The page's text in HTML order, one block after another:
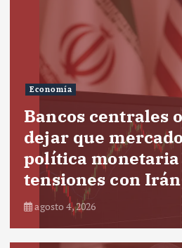
Economía
Bancos centrales
dejar que
política
tensiones con Irán
agosto 4, 2026